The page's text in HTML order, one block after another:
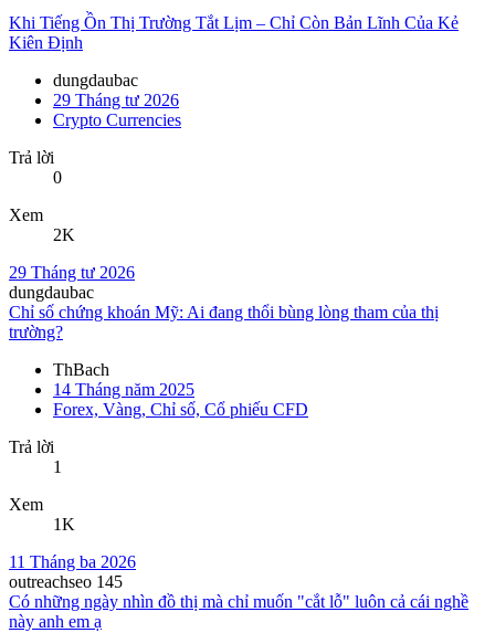
Khi Tiếng Ồn Thị Trường Tắt Lịm – Chỉ Còn Bản Lĩnh Của Kẻ
Kiên Định
dungdaubac
29 Tháng tư 2026
Crypto Currencies
Trả lời
0
Xem
2K
29 Tháng tư 2026
dungdaubac
Chỉ số chứng khoán Mỹ: Ai đang thổi bùng lòng tham của thị
trường?
ThBach
14 Tháng năm 2025
Forex, Vàng, Chỉ số, Cổ phiếu CFD
Trả lời
1
Xem
1K
11 Tháng ba 2026
outreachseo 145
Có những ngày nhìn đồ thị mà chỉ muốn "cắt lỗ" luôn cả cái nghề
này anh em ạ